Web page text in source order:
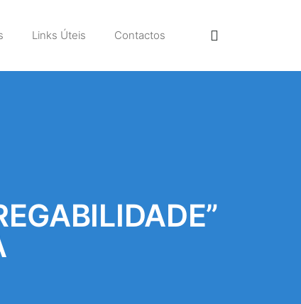
Links Úteis Contactos